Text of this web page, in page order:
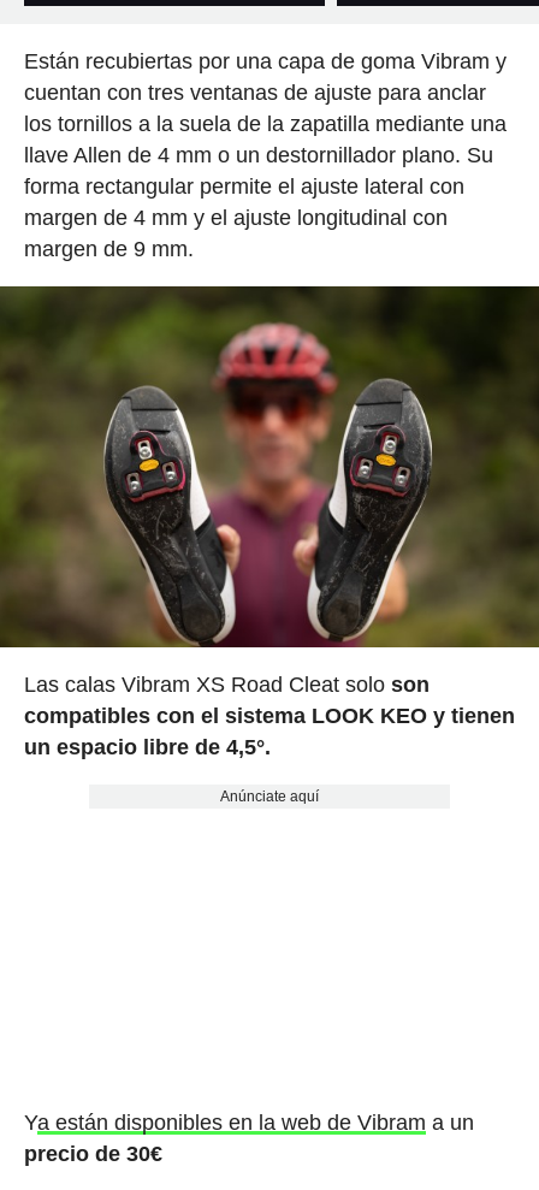
Están recubiertas por una capa de goma Vibram y
cuentan con tres ventanas de ajuste para anclar
los tornillos a la suela de la zapatilla mediante una
llave Allen de 4 mm o un destornillador plano. Su
forma rectangular permite el ajuste lateral con
margen de 4 mm y el ajuste longitudinal con
margen de 9 mm.
Las calas Vibram XS Road Cleat soloson
compatibles con el sistema LOOK KEO y tienen
un espacio libre de 4,5°.
Anúnciate aquí
Ya están disponibles en la web de Vibram a un
precio de 30€